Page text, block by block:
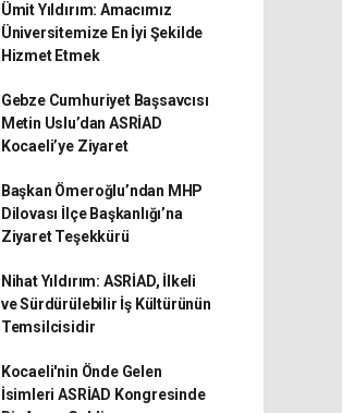
Ümit Yıldırım: Amacımız
Üniversitemize En İyi Şekilde
Hizmet Etmek
Gebze Cumhuriyet Başsavcısı
Metin Uslu’dan ASRİAD
Kocaeli’ye Ziyaret
Başkan Ömeroğlu’ndan MHP
Dilovası İlçe Başkanlığı’na
Ziyaret Teşekkürü
Nihat Yıldırım: ASRİAD, İlkeli
ve Sürdürülebilir İş Kültürünün
Temsilcisidir
Kocaeli'nin Önde Gelen
İsimleri ASRİAD Kongresinde